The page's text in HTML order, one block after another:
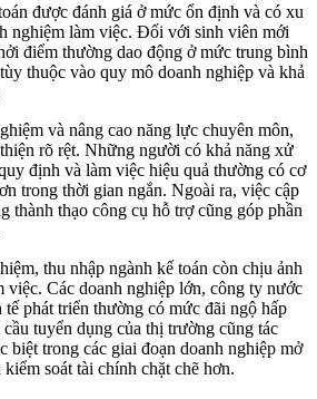
được đánh giá ở mức ổn định và có xu
nghiệm làm việc. Đối với sinh viên mới
điểm thường dao động ở mức trung bình
thuộc vào quy mô doanh nghiệp và khả
và nâng cao năng lực chuyên môn,
rõ rệt. Những người có khả năng xử
định và làm việc hiệu quả thường có cơ
trong thời gian ngắn. Ngoài ra, việc cập
thành thạo công cụ hỗ trợ cũng góp phần
thu nhập ngành kế toán còn chịu ảnh
Các doanh nghiệp lớn, công ty nước
phát triển thường có mức đãi ngộ hấp
tuyển dụng của thị trường cũng tác
biệt trong các giai đoạn doanh nghiệp mở
soát tài chính chặt chẽ hơn.